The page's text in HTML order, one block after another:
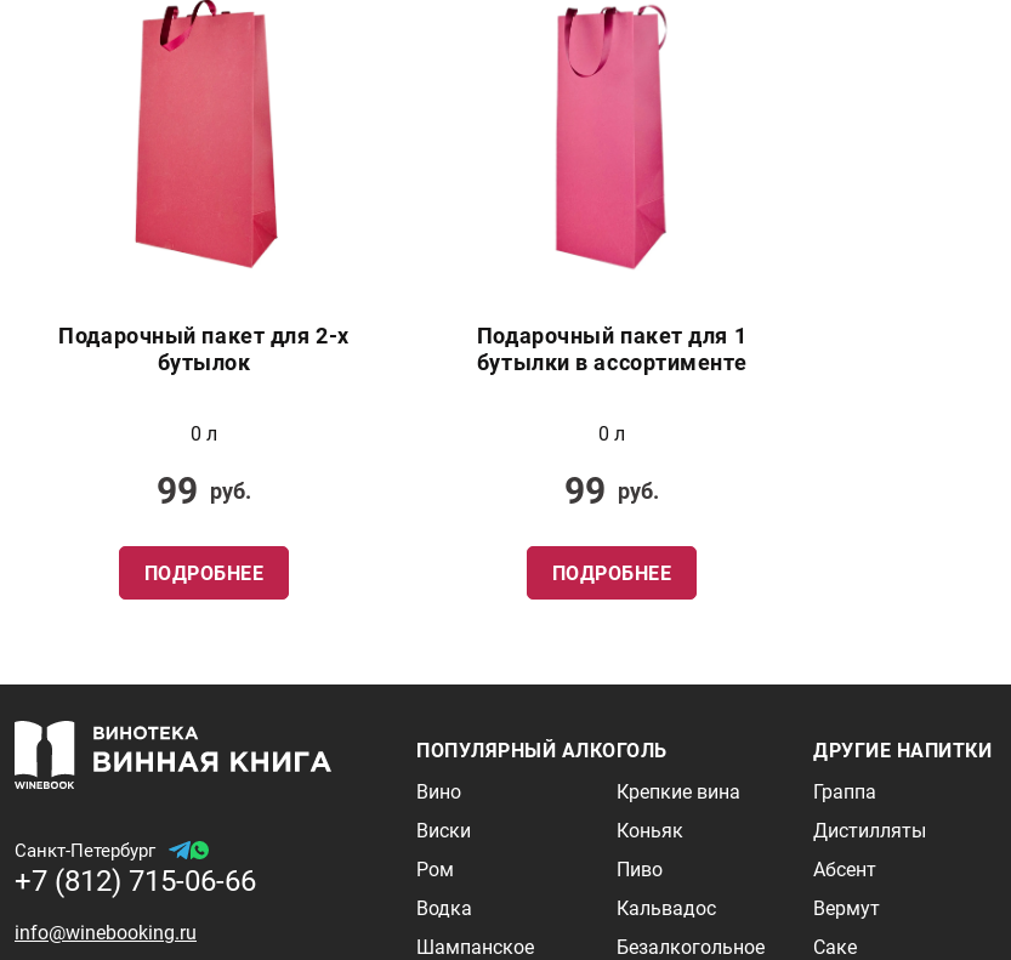
Подарочный пакет для 2-х
бутылок
0 л
99 руб.
ПОДРОБНЕЕ
Подарочный пакет для 1
бутылки в ассортименте
0 л
99 руб.
ПОДРОБНЕЕ
Санкт-Петербург
+7 (812) 715-06-66
info@winebooking.ru
ПОПУЛЯРНЫЙ АЛКОГОЛЬ
Вино
Виски
Ром
Водка
Шампанское
Крепкие вина
Коньяк
Пиво
Кальвадос
Безалкогольное
ДРУГИЕ НАПИТКИ
Граппа
Дистилляты
Абсент
Вермут
Саке